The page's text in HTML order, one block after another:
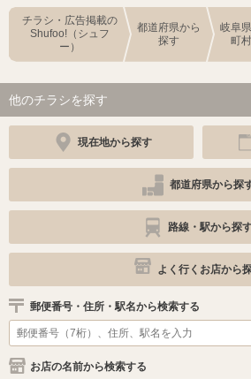
チラシ・広告掲載の
Shufoo!（シュフ
ー）
都道府県から
探す
岐阜
町
他のチラシを探す
現在地から探す
都道府県から探
路線・駅から探
よく行くお店から
郵便番号・住所・駅名から検索する
お店の名前から検索する